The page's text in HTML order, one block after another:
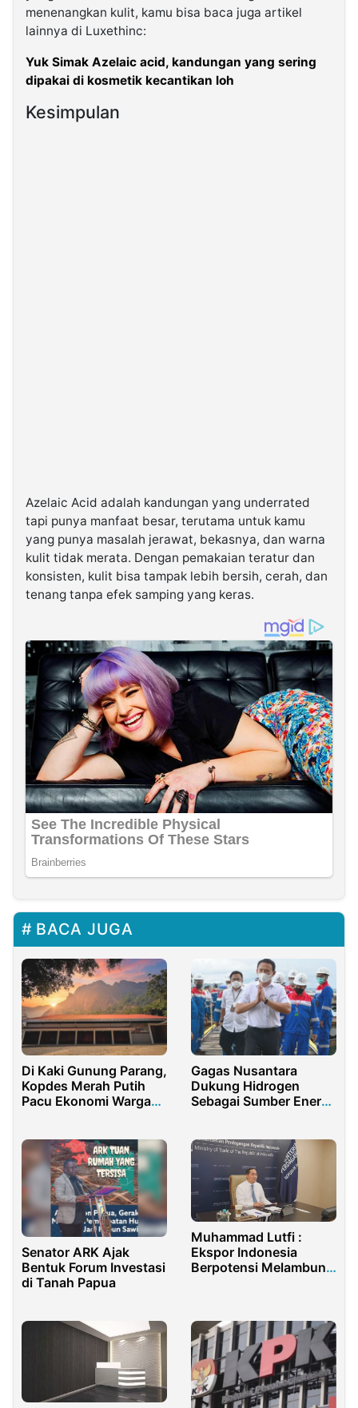
menenangkan kulit, kamu bisa baca juga artikel
lainnya di Luxethinc:
Yuk Simak Azelaic acid, kandungan yang sering
dipakai di kosmetik kecantikan loh
Kesimpulan
Azelaic Acid adalah kandungan yang underrated
tapi punya manfaat besar, terutama untuk kamu
yang punya masalah jerawat, bekasnya, dan warna
kulit tidak merata. Dengan pemakaian teratur dan
konsisten, kulit bisa tampak lebih bersih, cerah, dan
tenang tanpa efek samping yang keras.
BACA JUGA
Di Kaki Gunung Parang,
Kopdes Merah Putih
Pacu Ekonomi Warga
Gagas Nusantara
Dukung Hidrogen
Sebagai Sumber Energi
Senator ARK Ajak
Bentuk Forum Investasi
di Tanah Papua
Muhammad Lutfi :
Ekspor Indonesia
Berpotensi Melambung